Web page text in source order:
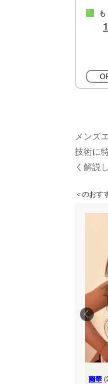
■
メンズ
技術に
く解説
＜のおす
蘭華